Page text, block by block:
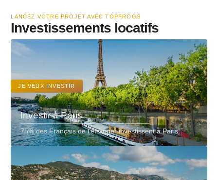
LANCEZ VOTRE PROJET AVEC TOPFROGS
Investissements locatifs
JE VEUX INVESTIR
Investir à Paris
75% des Français de l’étranger investissent à Paris.